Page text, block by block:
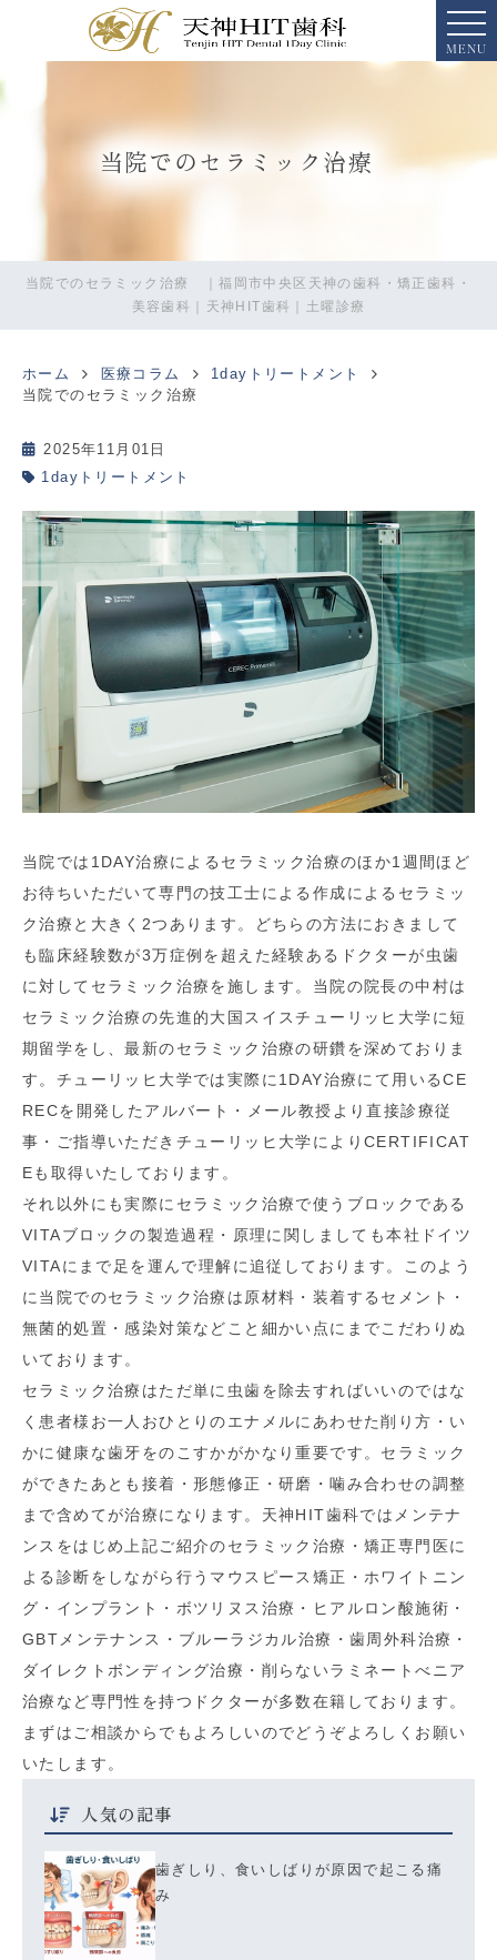
MENU
当院でのセラミック治療
当院でのセラミック治療 ｜福岡市中央区天神の歯科・矯正歯科・
美容歯科｜天神HIT歯科｜土曜診療
ホーム 医療コラム
1dayトリートメント
当院でのセラミック治療
2025年11月01日
1dayトリートメント
当院では1DAY治療によるセラミック治療のほか1週間ほど
お待ちいただいて専門の技工士による作成によるセラミッ
ク治療と大きく2つあります。どちらの方法におきまして
も臨床経験数が3万症例を超えた経験あるドクターが虫歯
に対してセラミック治療を施します。当院の院長の中村は
セラミック治療の先進的大国スイスチューリッヒ大学に短
期留学をし、最新のセラミック治療の研鑽を深めておりま
す。チューリッヒ大学では実際に1DAY治療にて用いるCE
RECを開発したアルバート・メール教授より直接診療従
事・ご指導いただきチューリッヒ大学によりCERTIFICAT
Eも取得いたしております。
それ以外にも実際にセラミック治療で使うブロックである
VITAブロックの製造過程・原理に関しましても本社ドイツ
VITAにまで足を運んで理解に追従しております。このよう
に当院でのセラミック治療は原材料・装着するセメント・
無菌的処置・感染対策などこと細かい点にまでこだわりぬ
いております。
セラミック治療はただ単に虫歯を除去すればいいのではな
く患者様お一人おひとりのエナメルにあわせた削り方・い
かに健康な歯牙をのこすかがかなり重要です。セラミック
ができたあとも接着・形態修正・研磨・噛み合わせの調整
まで含めてが治療になります。天神HIT歯科ではメンテナ
ンスをはじめ上記ご紹介のセラミック治療・矯正専門医に
よる診断をしながら行うマウスピース矯正・ホワイトニン
グ・インプラント・ボツリヌス治療・ヒアルロン酸施術・
GBTメンテナンス・ブルーラジカル治療・歯周外科治療・
ダイレクトボンディング治療・削らないラミネートべニア
治療など専門性を持つドクターが多数在籍しております。
まずはご相談からでもよろしいのでどうぞよろしくお願い
いたします。
人気の記事
歯ぎしり、食いしばりが原因で起こる痛
み